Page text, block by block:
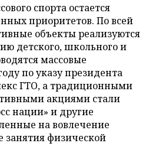
спорта остается
приоритетов. По всей
объекты реализуются
детского, школьного и
массовые
по указу президента
ГТО, а традиционными
акциями стали
нации» и другие
на вовлечение
занятия физической